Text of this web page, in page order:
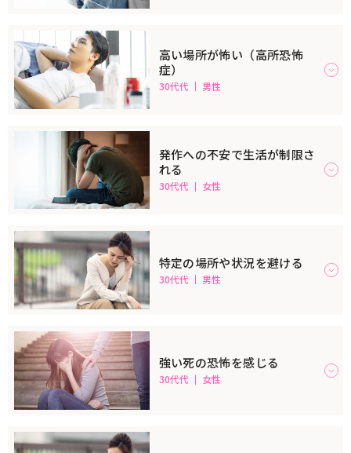
高い場所が怖い（高所恐怖
症）
30代代 男性
発作への不安で生活が制限さ
れる
30代代 女性
特定の場所や状況を避ける
30代代 男性
強い死の恐怖を感じる
30代代 女性